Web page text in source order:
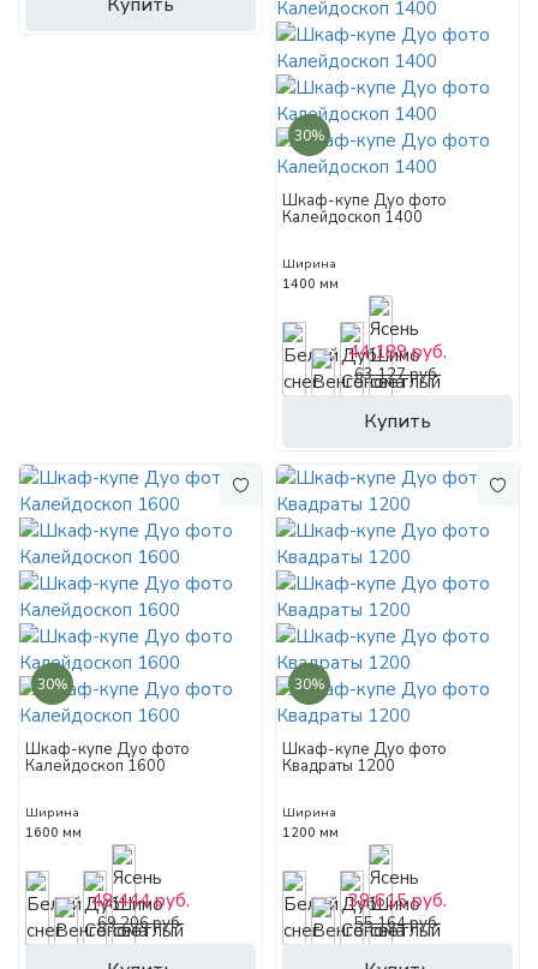
30%
Шкаф-купе Дуо фото
Калейдоскоп 1400
Ширина
1400 мм
Купить
44 189 руб.
63 127 руб.
30%
Шкаф-купе Дуо фото
Калейдоскоп 1600
Ширина
1600 мм
48 444 руб.
69 206 руб.
30%
Шкаф-купе Дуо фото
Квадраты 1200
Ширина
1200 мм
38 615 руб.
55 164 руб.